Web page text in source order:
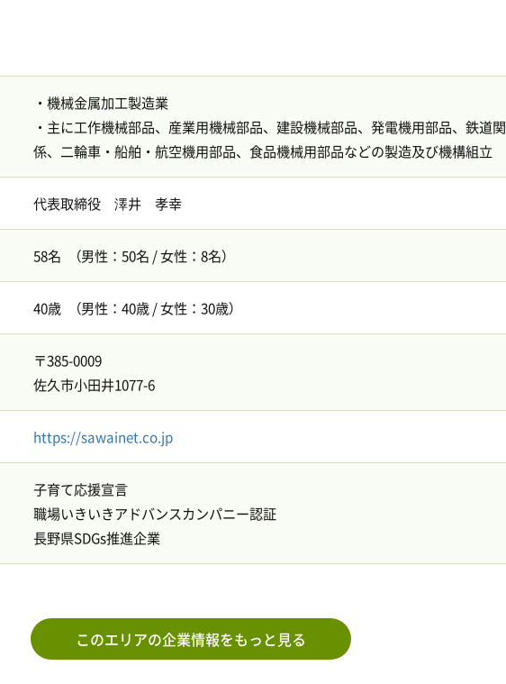
・機械金属加工製造業
・主に工作機械部品、産業用機械部品、建設機械部品、発電機用部品、鉄道関
係、二輪車・船舶・航空機用部品、食品機械用部品などの製造及び機構組立
代表取締役 澤井 孝幸
58名 （男性：50名 / 女性：8名）
40歳 （男性：40歳 / 女性：30歳）
〒385-0009
佐久市小田井1077-6
https://sawainet.co.jp
子育て応援宣言
職場いきいきアドバンスカンパニー認証
長野県SDGs推進企業
このエリアの企業情報をもっと見る